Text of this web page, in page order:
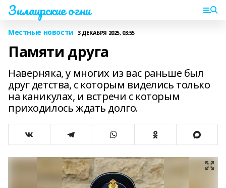
Зилаирские огни
Местные новости 3 ДЕКАБРЯ 2025, 03:55
Памяти друга
Наверняка, у многих из вас раньше был
друг детства, с которым виделись только
на каникулах, и встречи с которым
приходилось ждать долго.